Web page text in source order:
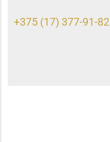
+375 (17) 377-91-82